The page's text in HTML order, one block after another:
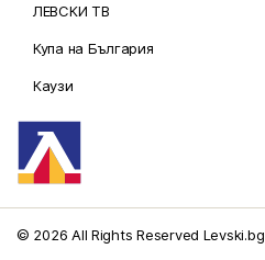
ЛЕВСКИ ТВ
Купа на България
Каузи
© 2026 All Rights Reserved Levski.bg